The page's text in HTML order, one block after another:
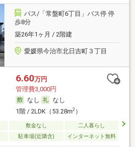
バス/「常盤町6丁目」バス停 停
歩8分
築26年1ヶ月 / 2階建
愛媛県今治市北日吉町３丁目
6.60万円
管理費3,000円
なし
なし
1階 / 2LDK（53.28m2）
敷金なし
二人暮らし
駐車場(近隣含) インターネット無料